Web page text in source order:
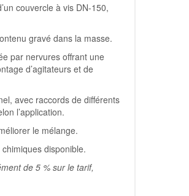
couvercle à vis DN-150,
gravé dans la masse.
par nervures offrant une
d’agitateurs et de
avec raccords de différents
l’application.
le mélange.
disponible.
de 5 % sur le tarif,